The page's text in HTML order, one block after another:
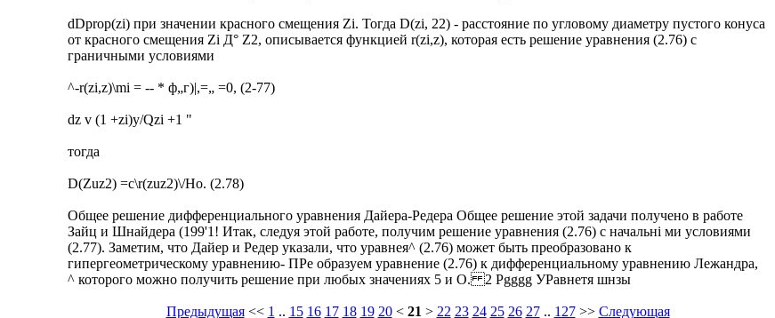
dDprop(zi) при значении красного смещения Zi. Тогда D(zi, 22) - расстояние по угловому диаметру пустого конуса
от красного смещения Zi Д° Z2, описывается функцией r(zi,z), которая есть решение уравнения (2.76) с
граничными условиями
^-r(zi,z)\mi = -- * ф„г)|,=„ =0, (2-77)
dz v (1 +zi)y/Qzi +1 "
тогда
D(Zuz2) =c\r(zuz2)\/Но. (2.78)
Общее решение дифференциального уравнения Дайера-Редера Общее решение этой задачи получено в работе
Зайц и Шнайдера (199'1! Итак, следуя этой работе, получим решение уравнения (2.76) с начальні ми условиями
(2.77). Заметим, что Дайер и Редер указали, что уравнея^ (2.76) может быть преобразовано к
гипергеометрическому уравнению- ПРе образуем уравнение (2.76) к дифференциальному уравнению Лежандра,
^ которого можно получить решение при любых значениях 5 и О. 2 Pgggg УРавнетя шнзы
Предыдущая<< 1 .. 15 16 17 18 19 20< 21 > 22 23 24 25 26 27.. 127>> Следующая